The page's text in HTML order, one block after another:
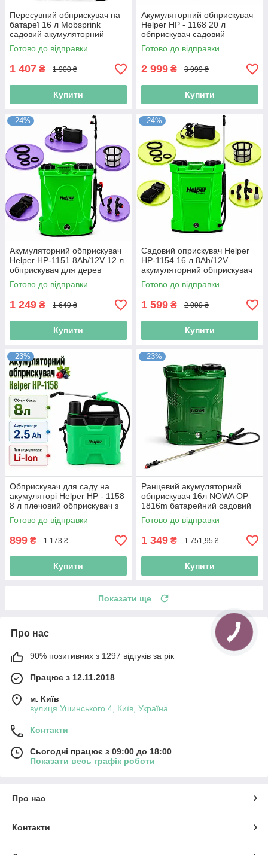
Пересувний обприскувач на
батареї 16 л Mobsprink
садовий акумуляторний
обприскувач електричний
розпилювач для городу
Готово до відправки
1 407 ₴ 1 900 ₴
Купити
Акумуляторний обприскувач
Helper HP - 1168 20 л
обприскувач садовий
обприскувач з довгим
шлангом
Готово до відправки
2 999 ₴ 3 999 ₴
Купити
–24%
Акумуляторний обприскувач
Helper HP-1151 8Ah/12V 12 л
обприскувач для дерев
ранцевий обприскувач для
саду та городу
Готово до відправки
1 249 ₴ 1 649 ₴
Купити
–24%
Садовий оприскувач Helper
HP-1154 16 л 8Ah/12V
акумуляторний обприскувач
фермер батарейний
обприскувач
Готово до відправки
1 599 ₴ 2 099 ₴
Купити
–23%
Обприскувач для саду на
акумуляторі Helper HP - 1158
8 л плечовий обприскувач з
автоматичною помпою
Готово до відправки
899 ₴ 1 173 ₴
Купити
–23%
Ранцевий акумуляторний
обприскувач 16л NOWA OP
1816m батарейний садовий
обприскувач акумуляторний
обприскувач
Готово до відправки
1 349 ₴ 1 751,95 ₴
Купити
Показати ще
Про нас
90% позитивних з 1297 відгуків за рік
Працює з 12.11.2018
м. Київ
вулиця Ушинського 4, Київ, Україна
Контакти
Сьогодні працює з 09:00 до 18:00
Показати весь графік роботи
Про нас
Контакти